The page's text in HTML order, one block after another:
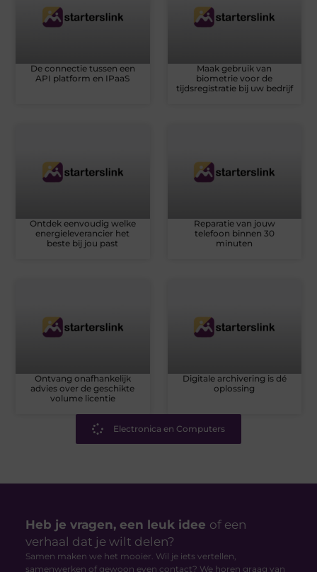
De connectie tussen een
API platform en IPaaS
Maak gebruik van
biometrie voor de
tijdsregistratie bij uw bedrijf
Ontdek eenvoudig welke
energieleverancier het
beste bij jou past
Reparatie van jouw
telefoon binnen 30
minuten
Ontvang onafhankelijk
advies over de geschikte
volume licentie
Digitale archivering is dé
oplossing
Electronica en Computers
Heb je vragen, een leuk idee of een
verhaal dat je wilt delen?
Samen maken we het mooier. Wil je iets vertellen,
samenwerken of gewoon even contact? We horen graag van